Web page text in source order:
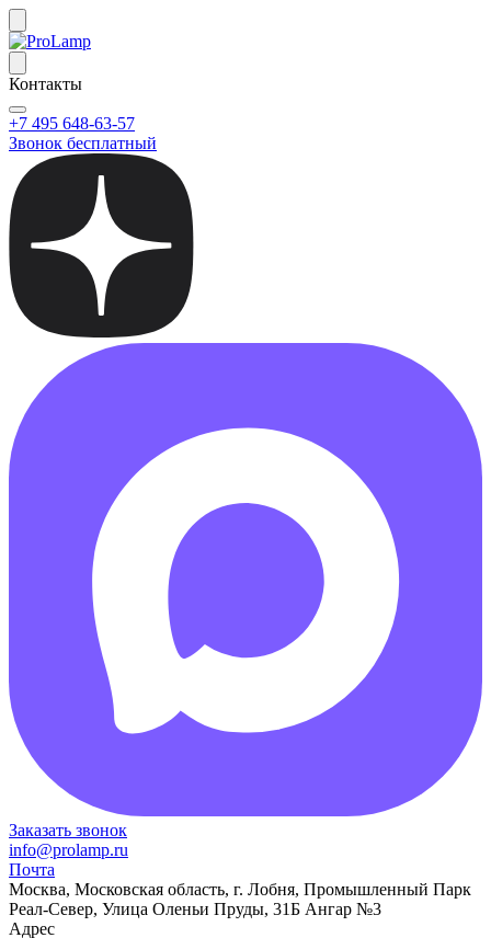
Контакты
+7 495 648-63-57
Звонок бесплатный
Заказать звонок
info@prolamp.ru
Почта
Москва, Московская область, г. Лобня, Промышленный Парк
Реал-Север, Улица Оленьи Пруды, 31Б Ангар №3
Адрес